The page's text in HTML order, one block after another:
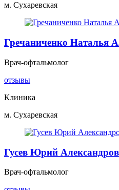
м. Сухаревская
Гречаниченко Наталья
Врач-офтальмолог
отзывы
Клиника
м. Сухаревская
Гусев Юрий
Врач-офтальмолог